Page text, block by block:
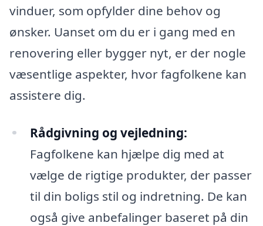
vinduer, som opfylder dine behov og
ønsker. Uanset om du er i gang med en
renovering eller bygger nyt, er der nogle
væsentlige aspekter, hvor fagfolkene kan
assistere dig.
Rådgivning og vejledning:
Fagfolkene kan hjælpe dig med at
vælge de rigtige produkter, der passer
til din boligs stil og indretning. De kan
også give anbefalinger baseret på din